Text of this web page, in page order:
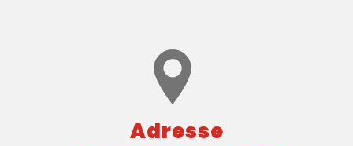
Adresse